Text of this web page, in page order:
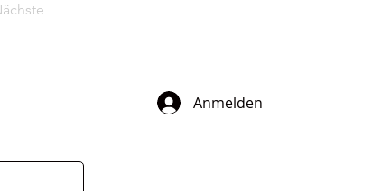
Anmelden